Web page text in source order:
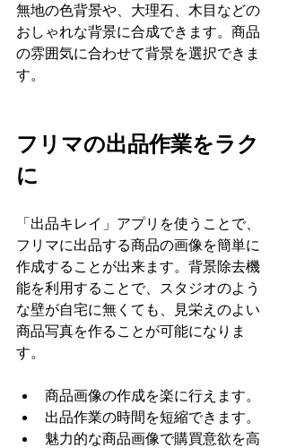
無地の色背景や、大理石、木目などの
おしゃれな背景に合成できます。商品
の雰囲気に合わせて背景を選択できま
す。
フリマの出品作業をラク
に
「出品キレイ」アプリを使うことで、
フリマに出品する商品の画像を簡単に
作成することが出来ます。背景除去機
能を利用することで、スタジオのよう
な壁が自宅に無くても、見栄えのよい
商品写真を作ることが可能になりま
す。
商品画像の作成を楽に行えます。
出品作業の時間を短縮できます。
魅力的な商品画像で購買意欲を高